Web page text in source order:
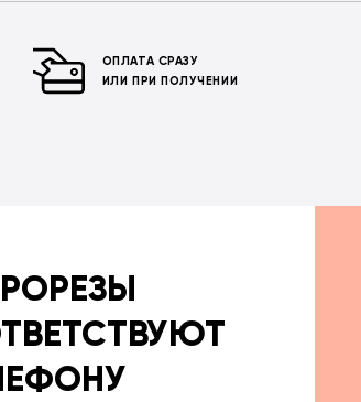
ОПЛАТА СРАЗУ
ИЛИ ПРИ ПОЛУЧЕНИИ